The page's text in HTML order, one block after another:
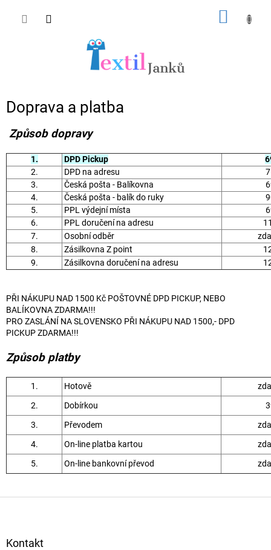
Doprava a platba
Způsob dopravy
1. DPD Pickup
2.
DPD na adresu
3.
Česká pošta - Balíkovna
4.
Česká pošta - balík do ruky
5.
PPL výdejní místa
6.
PPL doručení na adresu
7.
Osobní odběr
8.
Zásilkovna Z point
9.
Zásilkovna doručení na adresu
PŘI NÁKUPU NAD 1500 Kč POŠTOVNÉ DPD PICKUP, NEBO
BALÍKOVNA ZDARMA!!!
PRO ZASLÁNÍ NA SLOVENSKO PŘI NÁKUPU NAD 1500,- DPD
PICKUP ZDARMA!!!
Způsob platby
1. Hotově
2.
Dobírkou
3.
Převodem
4.
On-line platba kartou
5.
On-line bankovní převod
Kontakt